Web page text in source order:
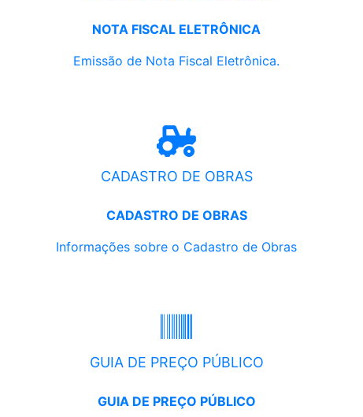
NOTA FISCAL ELETRÔNICA
Emissão de Nota Fiscal Eletrônica.
CADASTRO DE OBRAS
CADASTRO DE OBRAS
Informações sobre o Cadastro de Obras
GUIA DE PREÇO PÚBLICO
GUIA DE PREÇO PÚBLICO